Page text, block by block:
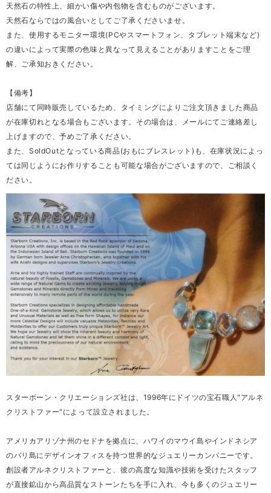
天然石の特性上、細かい傷や内包物を含むものがございます。
天然石ならではの風合いとしてご了承くださいませ。
また、使用するモニター環境(PCやスマートフォン、タブレット端末など)
の違いによって実際の色味と異なって見えることがありますことをご理
解、ご承知おきください。
【備考】
店舗にて同時販売しているため、タイミングによりご注文頂きました商品
が在庫切れとなる場合もございます。その場合は、メールにてご連絡差し
上げますので、予めご了承ください。
また、SoldOutとなっている商品(おもにブレスレット)も、在庫状況によっ
ては同じようにお作りすることも可能な場合がございますので、ご相談く
ださい。
スターボーン・クリエーションズ社は、1996年にドイツの宝石職人"アルネ
クリストファー"によって設立されました。
アメリカアリゾナ州のセドナを拠点に、ハワイのマウイ島やインドネシア
のバリ島にデザインオフィスを持つ世界的なジュエリーカンパニーです。
創設者アルネクリストファーと、彼の高度な知識や技術を受けたスタッフ
が直接鉱山から高品質なストーンたちを手に入れ、今も多くのジュエリー